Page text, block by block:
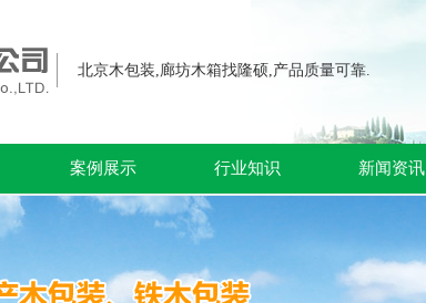
北京木包装,廊坊木箱找隆硕,产品质量可靠.
案例展示 行业知识 新闻资讯